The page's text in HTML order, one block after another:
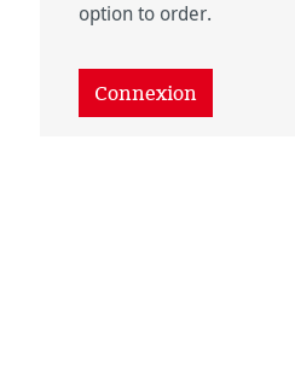
pour le moment.)
pas disponible pour le moment.)
pas disponible pour le moment.)
pour le moment.)
le moment.)
pour le moment.)
pour le moment.)
disponible pour le moment.)
n'est pas disponible pour le
le moment.)
pour le moment.)
option to order.
Connexion